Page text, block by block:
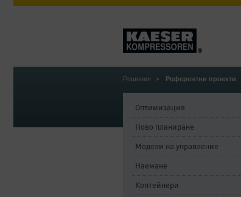
Решения Референтни проекти
Оптимизация
Ново планиране
Модели на управление
Наемане
Контейнери